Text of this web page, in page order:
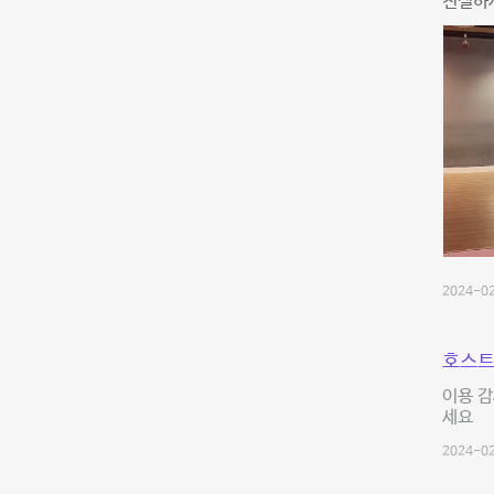
2024-
호스
이용
세요
2024-